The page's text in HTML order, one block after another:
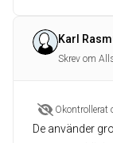
Karl
Skrev om
Okontrollerat
De använder